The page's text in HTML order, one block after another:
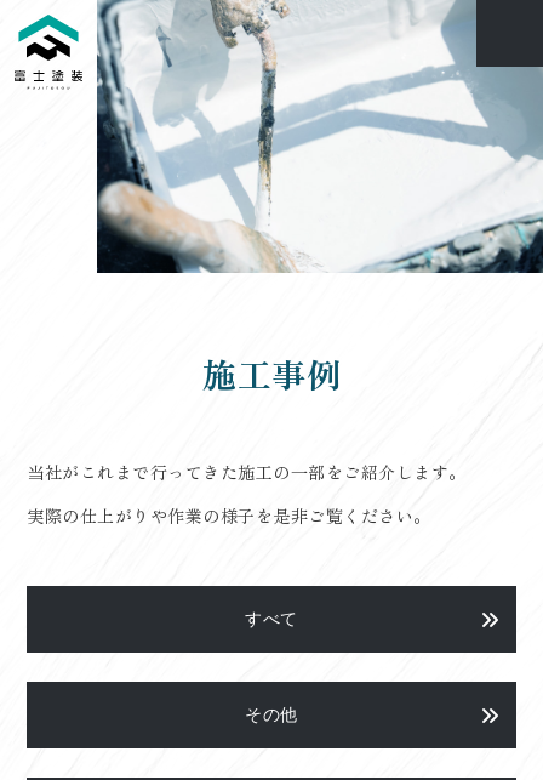
施工事例
当社がこれまで行ってきた施工の一部をご紹介します。
実際の仕上がりや作業の様子を是非ご覧ください。
すべて
その他